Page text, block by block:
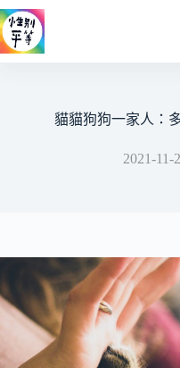
跳
至
主
貓貓狗狗一家人：
2021-11-